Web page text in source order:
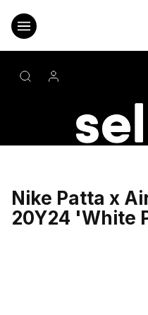
obsah
Nike Patta x
20Y24 'White